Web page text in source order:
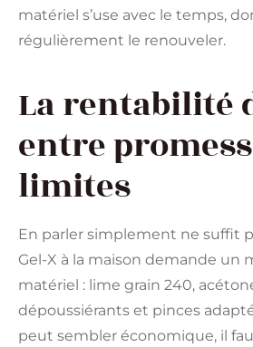
matériel s’use avec le temps,
régulièrement le renouveler.
La rentabilité
entre
limites
En parler simplement ne suffit
Gel-X à la maison demande un
matériel : lime grain 240,
dépoussiérants et pinces
peut sembler économique, il